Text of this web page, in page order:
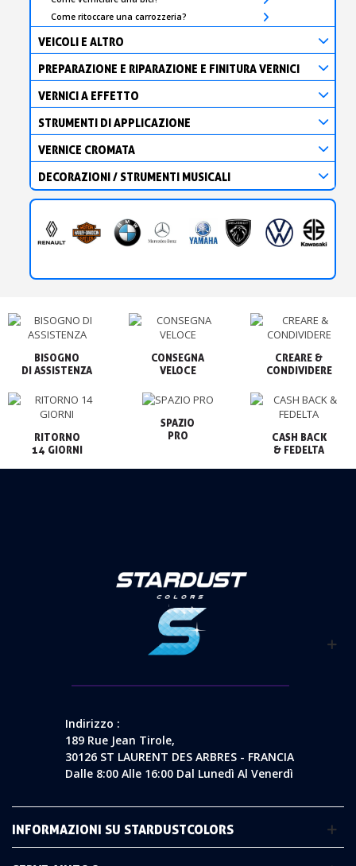
Come ritoccare una carrozzeria?
VEICOLI E ALTRO
PREPARAZIONE E RIPARAZIONE E FINITURA VERNICI
VERNICI A EFFETTO
STRUMENTI DI APPLICAZIONE
VERNICE CROMATA
DECORAZIONI / STRUMENTI MUSICALI
BISOGNO
CONSEGNA
VELOCE
CREARE &
CONDIVIDERE
RITORNO
14 GIORNI
SPAZIO
PRO
CASH BACK
& FEDELTA
Indirizzo :
189 Rue Jean Tirole,
30126 ST LAURENT DES ARBRES - FRANCIA
Dalle 8:00 Alle 16:00 Dal Lunedì Al Venerdì
INFORMAZIONI SU STARDUSTCOLORS